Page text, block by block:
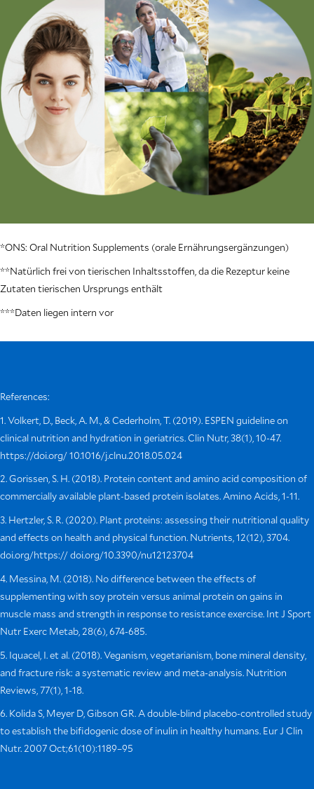
*ONS: Oral Nutrition Supplements (orale Ernährungsergänzungen)
**Natürlich frei von tierischen Inhaltsstoffen, da die Rezeptur keine
Zutaten tierischen Ursprungs enthält
***Daten liegen intern vor
References:
1. Volkert, D., Beck, A. M., & Cederholm, T. (2019). ESPEN guideline on
clinical nutrition and hydration in geriatrics. Clin Nutr, 38(1), 10-47.
https://doi.org/ 10.1016/j.clnu.2018.05.024
2. Gorissen, S. H. (2018). Protein content and amino acid composition of
commercially available plant-based protein isolates. Amino Acids, 1-11.
3. Hertzler, S. R. (2020). Plant proteins: assessing their nutritional quality
and effects on health and physical function. Nutrients, 12(12), 3704.
doi.org/https:// doi.org/10.3390/nu12123704
4. Messina, M. (2018). No difference between the effects of
supplementing with soy protein versus animal protein on gains in
muscle mass and strength in response to resistance exercise. Int J Sport
Nutr Exerc Metab, 28(6), 674-685.
5. Iquacel, I. et al. (2018). Veganism, vegetarianism, bone mineral density,
and fracture risk: a systematic review and meta-analysis. Nutrition
Reviews, 77(1), 1-18.
6. Kolida S, Meyer D, Gibson GR. A double-blind placebo-controlled study
to establish the bifidogenic dose of inulin in healthy humans. Eur J Clin
Nutr. 2007 Oct;61(10):1189–95